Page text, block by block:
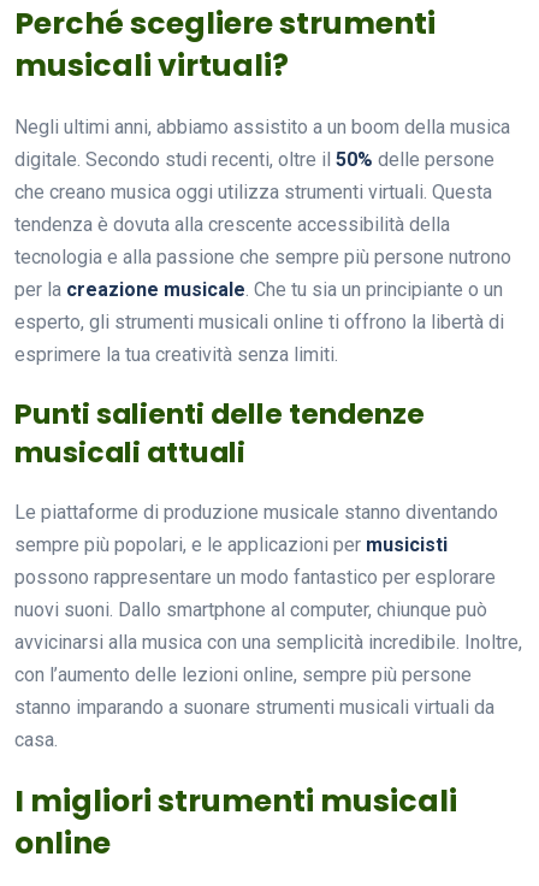
Perché scegliere strumenti
musicali virtuali?
Negli ultimi anni, abbiamo assistito a un boom della musica
digitale. Secondo studi recenti, oltre il 50% delle persone
che creano musica oggi utilizza strumenti virtuali. Questa
tendenza è dovuta alla crescente accessibilità della
tecnologia e alla passione che sempre più persone nutrono
per la creazione musicale. Che tu sia un principiante o un
esperto, gli strumenti musicali online ti offrono la libertà di
esprimere la tua creatività senza limiti.
Punti salienti delle tendenze
musicali attuali
Le piattaforme di produzione musicale stanno diventando
sempre più popolari, e le applicazioni per musicisti
possono rappresentare un modo fantastico per esplorare
nuovi suoni. Dallo smartphone al computer, chiunque può
avvicinarsi alla musica con una semplicità incredibile. Inoltre,
con l’aumento delle lezioni online, sempre più persone
stanno imparando a suonare strumenti musicali virtuali da
casa.
I migliori strumenti musicali
online